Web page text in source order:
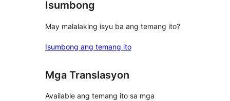
Isumbong
May malalaking isyu ba ang temang ito?
Isumbong ang temang ito
Mga Translasyon
Available ang temang ito sa mga